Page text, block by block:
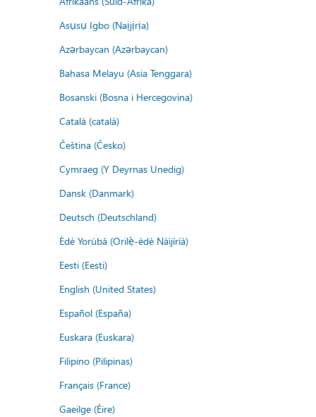
Asụsụ Igbo (Naịjịrịa)
Azərbaycan (Azərbaycan)
Bahasa Melayu (Asia Tenggara)
Bosanski (Bosna i Hercegovina)
Català (català)
Čeština (Česko)
Cymraeg (Y Deyrnas Unedig)
Dansk (Danmark)
Deutsch (Deutschland)
Èdè Yorùbá (Orilẹ̀-èdè Nàìjíríà)
Eesti (Eesti)
English (United States)
Español (España)
Euskara (Euskara)
Filipino (Pilipinas)
Français (France)
Gaeilge (Éire)